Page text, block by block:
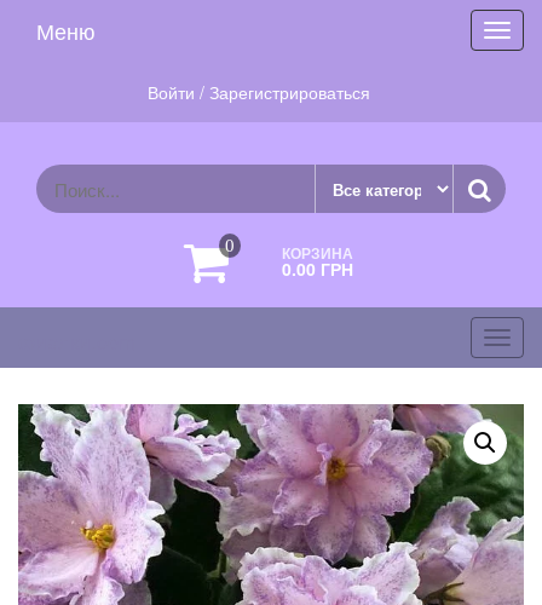
Меню
Войти / Зарегистрироваться
0 КОРЗИНА
0.00 ГРН